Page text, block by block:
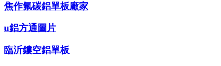
焦作氟碳鋁單板廠家
u鋁方通圖片
臨沂鏤空鋁單板